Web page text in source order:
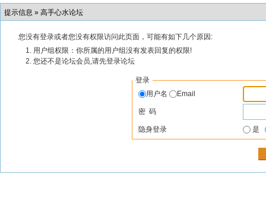
提示信息 » 高手心水论坛
您没有登录或者您没有权限访问此页面，可能有如下几个原因:
用户组权限：你所属的用户组没有发表回复的权限!
您还不是论坛会员,请先登录论坛
登录
用户名
Email
密 码
隐身登录 是